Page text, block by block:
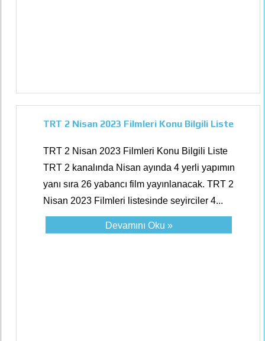
TRT 2 Nisan 2023 Filmleri Konu Bilgili Liste
TRT 2 Nisan 2023 Filmleri Konu Bilgili Liste
TRT 2 kanalında Nisan ayında 4 yerli yapımın
yanı sıra 26 yabancı film yayınlanacak. TRT 2
Nisan 2023 Filmleri listesinde seyirciler 4...
Devamını Oku »